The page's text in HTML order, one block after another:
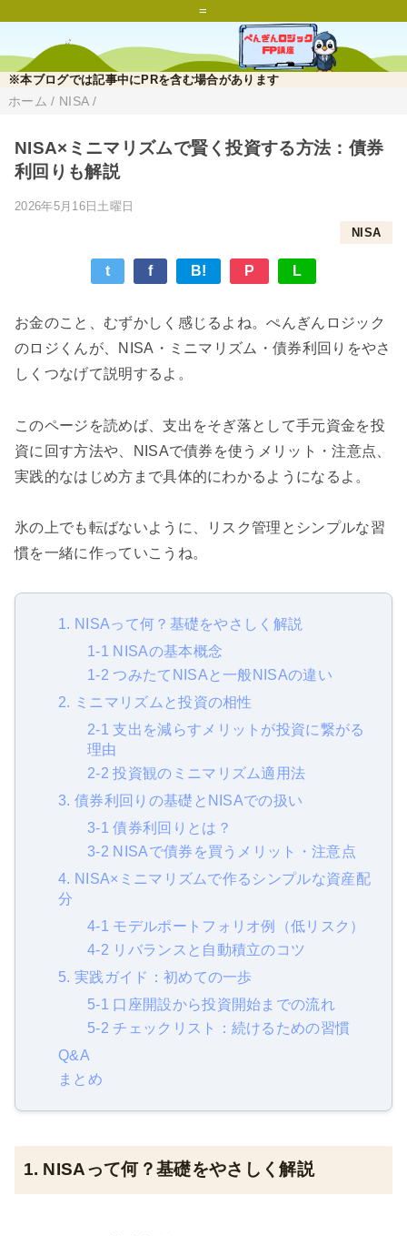
=
※本ブログでは記事中にPRを含む場合があります
ホーム / NISA /
NISA×ミニマリズムで賢く投資する方法：債券
利回りも解説
2026年5月16日土曜日
NISA
t f B! P L
お金のこと、むずかしく感じるよね。ぺんぎんロジック
のロジくんが、NISA・ミニマリズム・債券利回りをやさ
しくつなげて説明するよ。
このページを読めば、支出をそぎ落として手元資金を投
資に回す方法や、NISAで債券を使うメリット・注意点、
実践的なはじめ方まで具体的にわかるようになるよ。
氷の上でも転ばないように、リスク管理とシンプルな習
慣を一緒に作っていこうね。
1. NISAって何？基礎をやさしく解説
1-1 NISAの基本概念
1-2 つみたてNISAと一般NISAの違い
2. ミニマリズムと投資の相性
2-1 支出を減らすメリットが投資に繋がる
理由
2-2 投資観のミニマリズム適用法
3. 債券利回りの基礎とNISAでの扱い
3-1 債券利回りとは？
3-2 NISAで債券を買うメリット・注意点
4. NISA×ミニマリズムで作るシンプルな資産配
分
4-1 モデルポートフォリオ例（低リスク）
4-2 リバランスと自動積立のコツ
5. 実践ガイド：初めての一歩
5-1 口座開設から投資開始までの流れ
5-2 チェックリスト：続けるための習慣
Q&A
まとめ
1. NISAって何？基礎をやさしく解説